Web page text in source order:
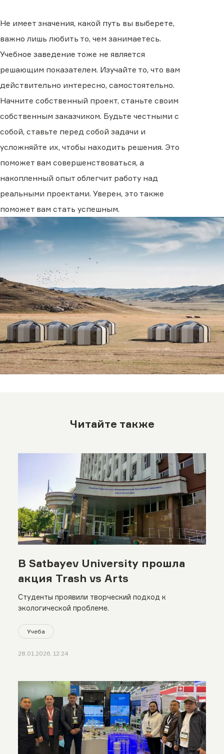
Не имеет значения, какой путь вы выберете,
важно лишь любить то, чем занимаетесь.
Учебное заведение тоже не является
решающим показателем. Изучайте то, что вам
действительно интересно, самостоятельно.
Начните собственный проект, станьте своим
собственным заказчиком. Будьте честными с
собой, ставьте перед собой задачи и
усложняйте их, чтобы находить решения. Это
поможет вам совершенствоваться, а
накопленный опыт облегчит работу над
реальными проектами. Уверен, это также
поможет вам стать успешным.
Читайте также
В Satbayev University прошла
акция Trash vs Arts
Студенты проявили творческий подход к
экологической проблеме.
Учеба
28.01.2026, 12:24